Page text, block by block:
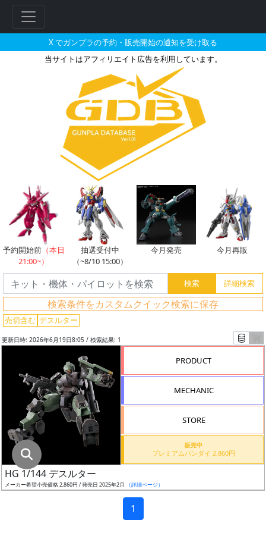
X でガンプラの予約・販売開始の通知を受け取る
当サイトはアフィリエイト広告を利用しています。
デスルターのガンプラの販売・
予約開始前（本日
21:00~）
抽選受付中
（~8/10 15:00）
今月発売 今月再販
検索条件をカスタムクイック検索に保存
売切含む デスルター
索
グ
レ
ド
成
形
色
更新日時: 2026年6月19日8:05 / 検索結果: 1
PRODUCT
MECHANIC
STORE
販売中
プレミアムバンダイ 2,860円
HG 1/144 デスルター
メーカー希望小売価格 2,860円 / 発売日 2025年2月 （詳細ページ）
1